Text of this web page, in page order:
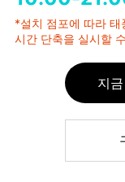
*설치 점포에 따라 태
시간 단축을 실시할
지